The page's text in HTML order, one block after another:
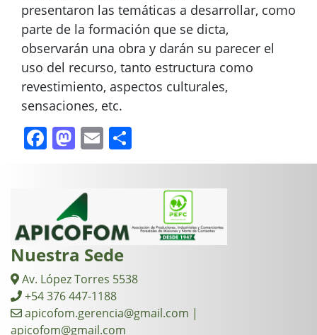
presentaron las temáticas a desarrollar, como
parte de la formación que se dicta,
observarán una obra y darán su parecer el
uso del recurso, tanto estructura como
revestimiento, aspectos culturales,
sensaciones, etc.
Facebook
Mastodon
Email
Nuestra Sede
Av. López Torres 5538
+54 376 447-1188
apicofom.gerencia@gmail.com |
apicofom@gmail.com